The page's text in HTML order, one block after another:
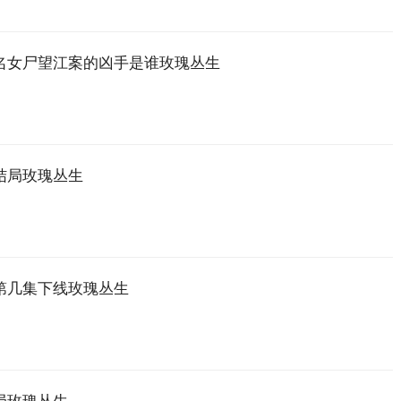
女尸望江案的凶手是谁玫瑰丛生
局玫瑰丛生
几集下线玫瑰丛生